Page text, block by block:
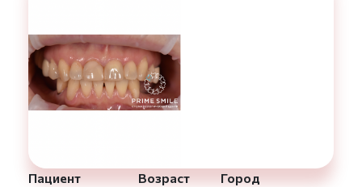
Пациент
Возраст
Город